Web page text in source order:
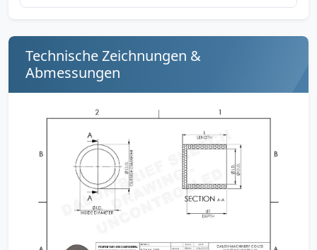
Technische Zeichnungen &
Abmessungen